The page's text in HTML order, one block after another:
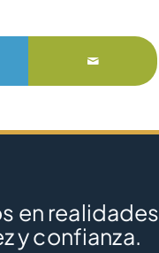
en realidades
y confianza.